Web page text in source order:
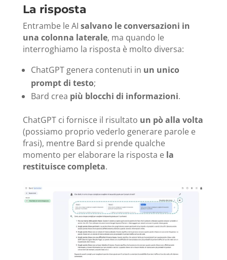
La risposta
Entrambe le AI salvano le conversazioni in
una colonna laterale, ma quando le
interroghiamo la risposta è molto diversa:
ChatGPT genera contenuti in un unico
prompt di testo;
Bard crea più blocchi di informazioni.
ChatGPT ci fornisce il risultato un pò alla volta
(possiamo proprio vederlo generare parole e
frasi), mentre Bard si prende qualche
momento per elaborare la risposta e la
restituisce completa.